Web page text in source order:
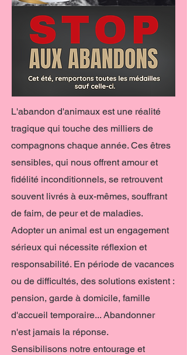
L'abandon d'animaux est une réalité
tragique qui touche des milliers de
compagnons chaque année. Ces êtres
sensibles, qui nous offrent amour et
fidélité inconditionnels, se retrouvent
souvent livrés à eux-mêmes, souffrant
de faim, de peur et de maladies.
Adopter un animal est un engagement
sérieux qui nécessite réflexion et
responsabilité. En période de vacances
ou de difficultés, des solutions existent :
pension, garde à domicile, famille
d'accueil temporaire... Abandonner
n'est jamais la réponse.
Sensibilisons notre entourage et